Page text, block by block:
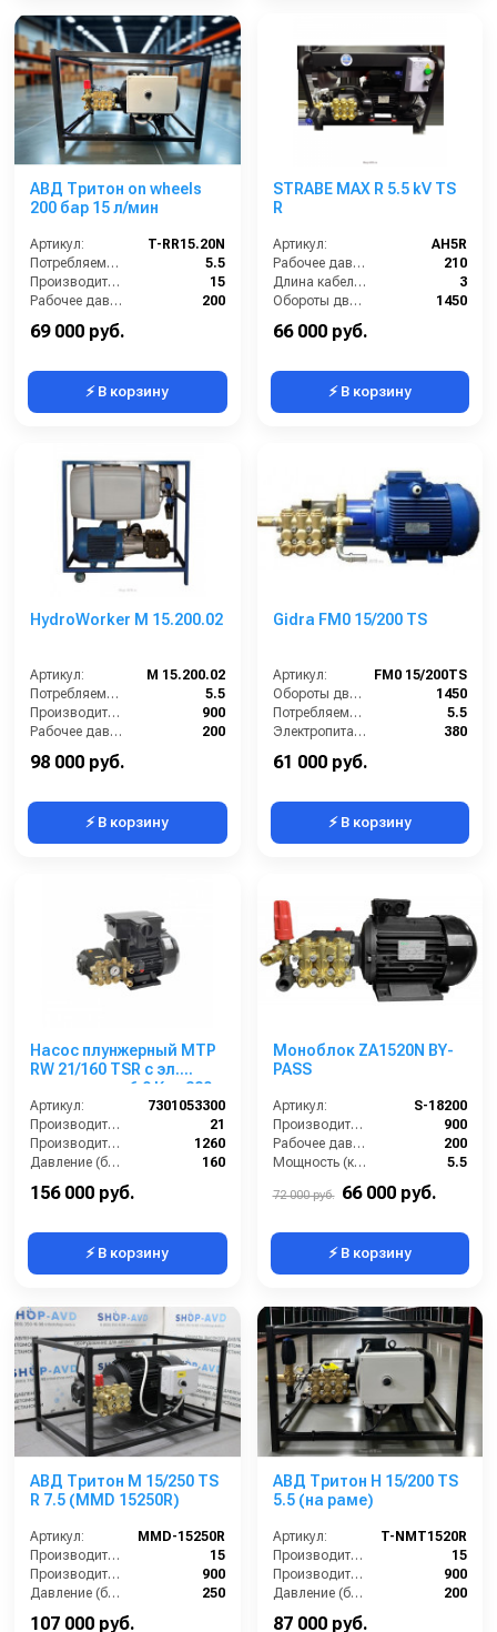
АВД Тритон on wheels
200 бар 15 л/мин
Артикул:
T-RR15.20N
Потребляемая мощность (кВт):
5.5
Производительность (л/мин):
15
Рабочее давление (бар):
200
Обороты двигателя (об/мин):
69 000 руб.
⚡ В корзину
STRABE MAX R 5.5 kV TS
R
Артикул:
AH5R
Рабочее давление (бар):
210
Длина кабеля (м):
3
Обороты двигателя (об/мин):
1450
Потребляемая мощность (кВт):
66 000 руб.
⚡ В корзину
HydroWorker M 15.200.02
Артикул:
M 15.200.02
Потребляемая мощность (кВт):
5.5
Производительность (л/ч):
900
Рабочее давление (бар):
200
Мощность (кВт):
98 000 руб.
⚡ В корзину
Gidra FM0 15/200 TS
Артикул:
FM0 15/200TS
Обороты двигателя (об/мин):
1450
Потребляемая мощность (кВт):
5.5
Электропитание (В):
380
Производительность (л/ч):
61 000 руб.
⚡ В корзину
Насос плунжерный MTP
RW 21/160 TSR с эл.
двигателем 6,9 Квт 380
В
Артикул:
7301053300
Производительность (л/мин):
21
Производительность (л/ч):
1260
Давление (бар):
160
156 000 руб.
⚡ В корзину
Моноблок ZA1520N BY-
PASS
Артикул:
S-18200
Производительность (л/ч):
900
Рабочее давление (бар):
200
Мощность (кВт):
5.5
72 000 руб. 66 000 руб.
⚡ В корзину
АВД Тритон M 15/250 TS
R 7.5 (MMD 15250R)
Артикул:
MMD-15250R
Производительность (л/мин):
15
Производительность (л/ч):
900
Давление (бар):
250
107 000 руб.
АВД Тритон Н 15/200 TS
5.5 (на раме)
Артикул:
T-NMT1520R
Производительность (л/мин):
15
Производительность (л/ч):
900
Давление (бар):
200
87 000 руб.